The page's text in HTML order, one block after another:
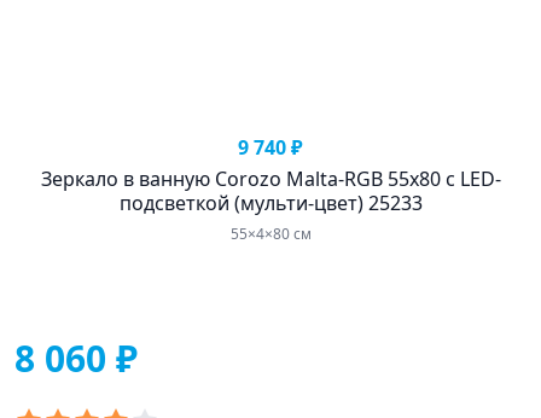
9 740 ₽
Зеркало в ванную Corozo Malta-RGB 55х80 с LED-
подсветкой (мульти-цвет) 25233
55×4×80 см
8 060 ₽